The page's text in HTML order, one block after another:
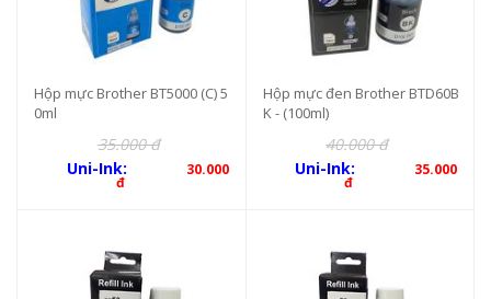
Hộp mực Brother BT5000 (C) 5
0ml
35.000 đ
Uni-Ink:
30.000
đ
Hộp mực đen Brother BTD60B
K - (100ml)
40.000 đ
Uni-Ink:
35.000
đ